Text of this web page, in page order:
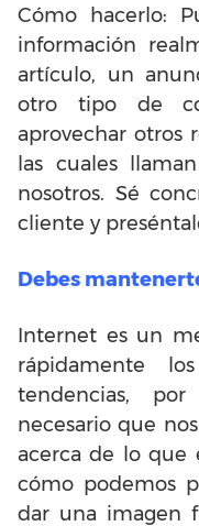
Cómo hacerlo:
información
artículo, un
otro tipo de
aprovechar otros
las cuales
nosotros. Sé
cliente y
Debes
Internet es un
rápidamente
tendencias,
necesario que
acerca de lo que
cómo podemos
dar una imagen